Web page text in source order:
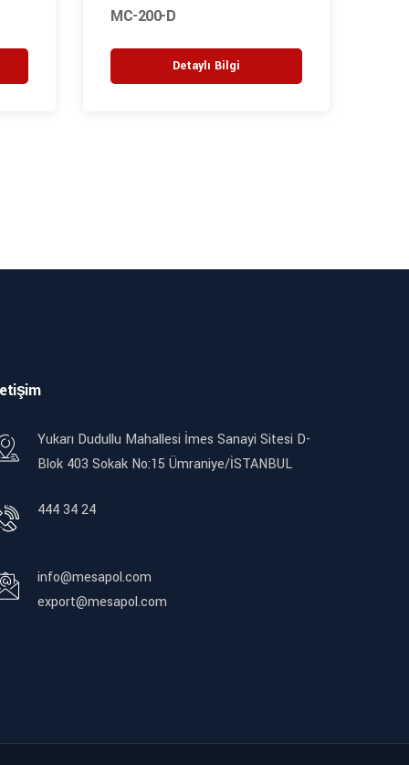
MC-200-D
Detaylı Bilgi
Yukarı Dudullu Mahallesi İmes Sanayi Sitesi D-
Blok 403 Sokak No:15 Ümraniye/İSTANBUL
444 34 24
info@mesapol.com
export@mesapol.com